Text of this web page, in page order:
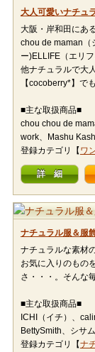
大人可愛いナチ
大阪・岸和田にあ
chou de maman（
ー)ELLIFE（エリ
他ナチュラルで大
【cocoberry*】で
■主な取扱商品■
chou chou de
work、Mashu
登録カテゴリ【 ワ
詳 細
ナチュラル服＆服
ナチュラルな素材
お気に入りのもの
さ・・・。そんな
■主な取扱商品■
ICHI（イチ）、
BettySmith、シサ
登録カテゴリ【ナ